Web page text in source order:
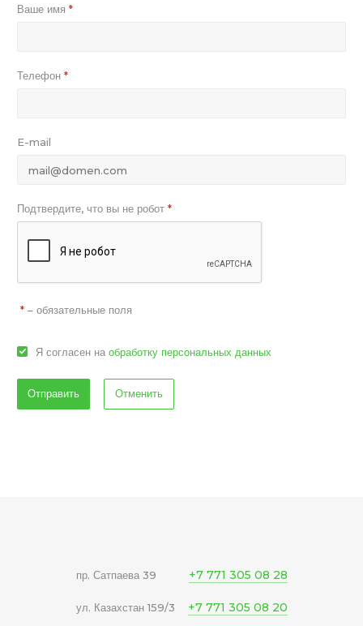
Ваше имя *
Телефон *
E-mail
Подтвердите, что вы не робот *
* – обязательные поля
Я согласен на обработку персональных данных
Отменить
пр. Сатпаева 39 +7 771 305 08 28
ул. Казахстан 159/3 +7 771 305 08 20